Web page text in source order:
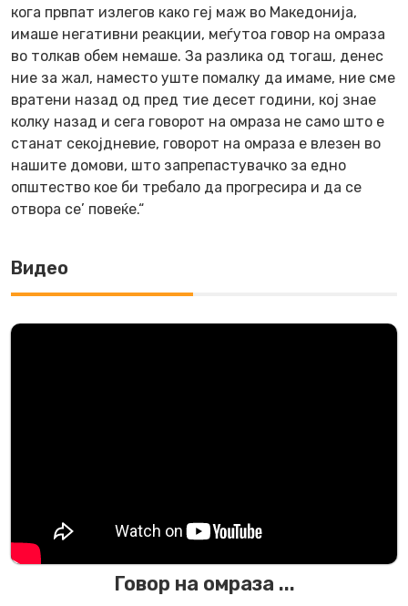
кога првпат излегов како геј маж во Македонија,
имаше негативни реакции, меѓутоа говор на омраза
во толкав обем немаше. За разлика од тогаш, денес
ние за жал, наместо уште помалку да имаме, ние сме
вратени назад од пред тие десет години, кој знае
колку назад и сега говорот на омраза не само што е
станат секојдневие, говорот на омраза е влезен во
нашите домови, што запрепастувачко за едно
општество кое би требало да прогресира и да се
отвора се’ повеќе.“
Видео
Говор на омраза ...